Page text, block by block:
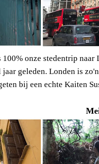
onze stedentrip
jaar geleden. Londen is
bij een echte Kaiten